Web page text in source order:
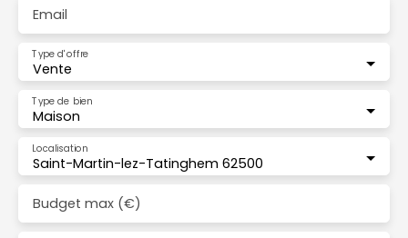
Email
Vente
Type d'offre
Maison
Type de bien
Saint-Martin-lez-Tatinghem 62500
Localisation
Budget max (€)